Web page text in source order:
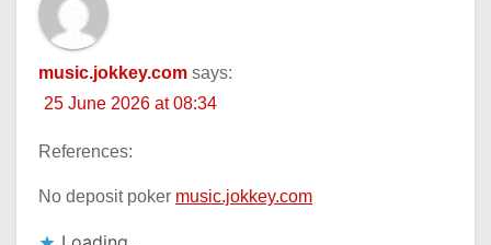
music.jokkey.com says:
25 June 2026 at 08:34
References:
No deposit poker music.jokkey.com